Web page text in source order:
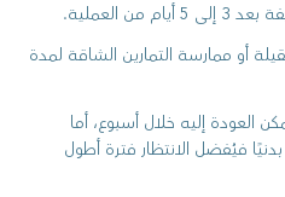
العملية.
أو ممارسة التمارين الشاقة لمدة
العودة إليه خلال أسبوع، أما
فيُفضل الانتظار فترة أطول